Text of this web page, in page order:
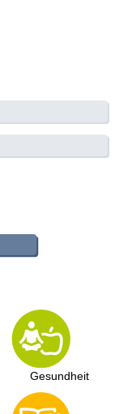
Gesundheit